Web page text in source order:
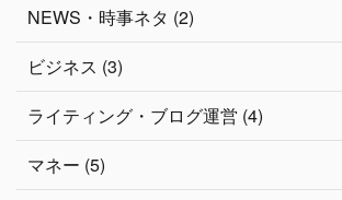
NEWS・時事ネタ (2)
ビジネス (3)
ライティング・ブログ運営 (4)
マネー (5)